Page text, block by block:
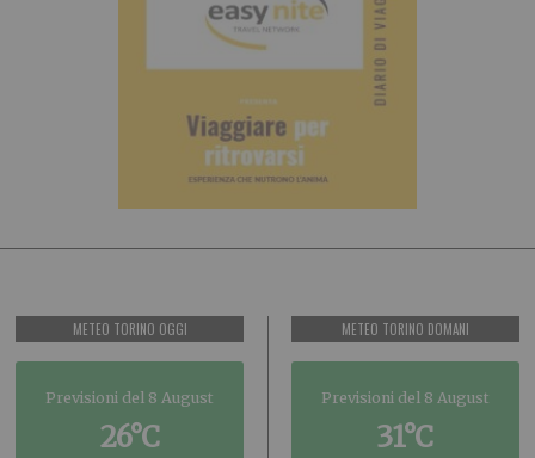
METEO TORINO OGGI
Previsioni del 8 August
26°C
METEO TORINO DOMANI
Previsioni del 8 August
31°C